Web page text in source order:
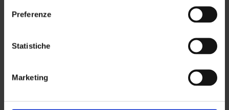
Preferenze
Statistiche
Marketing
La quantità di prodotto utilizzata influenzerà il
risultato finale. La quantità ottimale varia in base allo
spessore dei capelli, al loro grado di secchezza e al livello
di disciplina o leggerezza che si vuole ottenere.